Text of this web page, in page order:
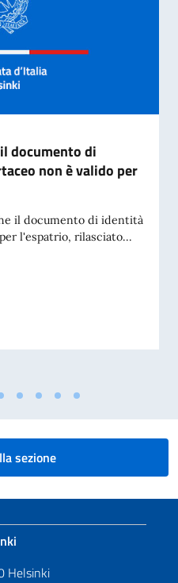
documento di
non è valido per
il documento di identità
l'espatrio, rilasciato...
il documento di identità provvisorio
sezione
Helsinki